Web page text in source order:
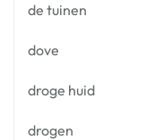
de tuinen
dove
droge huid
drogen